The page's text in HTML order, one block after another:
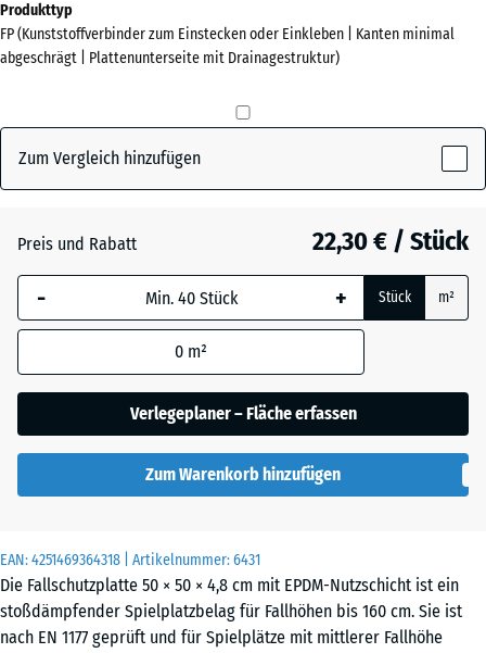
EAN:4251469364318 | Artikelnummer:6431
Die Fallschutzplatte 50 × 50 × 4,8 cm mit EPDM-Nutzschicht ist ein
stoßdämpfender Spielplatzbelag für Fallhöhen bis 160 cm. Sie ist
nach EN 1177 geprüft und für Spielplätze mit mittlerer Fallhöhe
Farben?
Farbpalette
Granit(active)
Atlantik + 0,30 €
Englischer
+ 0,30 €
+ 0,30 €
Lavendel + 0,30 €
Produkttyp
FP (Kunststoffverbinder zum Einstecken oder Einkleben | Kanten minimal
abgeschrägt | Plattenunterseite mit Drainagestruktur)
Zum Vergleich hinzufügen
Preis und Rabatt 22,30 € / Stück
- + Stück m²
0 m²
Verlegeplaner – Fläche erfassen
Zum Warenkorb hinzufügen